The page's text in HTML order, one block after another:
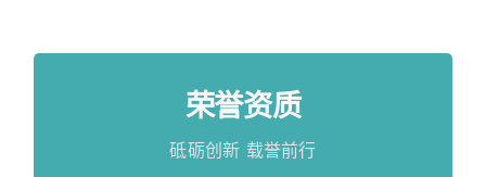
荣誉资质
砥砺创新 载誉前行
荣誉资质